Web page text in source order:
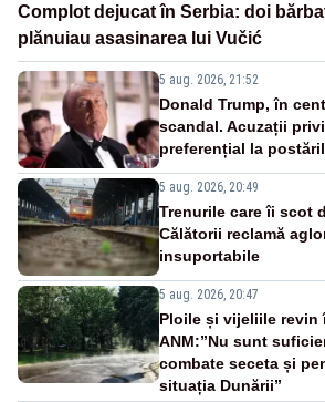
Complot dejucat în Serbia: doi
plănuiau asasinarea lui Vučić
5 aug. 2026, 21:52
Donald Trump, în
scandal. Acuzații
preferențial la
5 aug. 2026, 20:49
Trenurile care îi scot
Călătorii reclamă
insuportabile
5 aug. 2026, 20:47
Ploile și vijeliile revin
ANM:”Nu sunt
combate seceta și
situația Dunării”